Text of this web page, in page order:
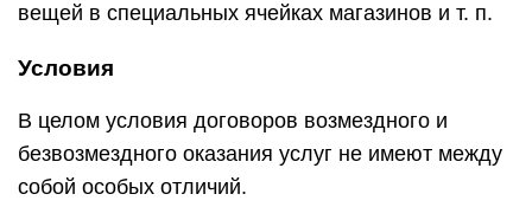
вещей в специальных ячейках магазинов и т. п.
Условия
В целом условия договоров возмездного и
безвозмездного оказания услуг не имеют между
собой особых отличий.